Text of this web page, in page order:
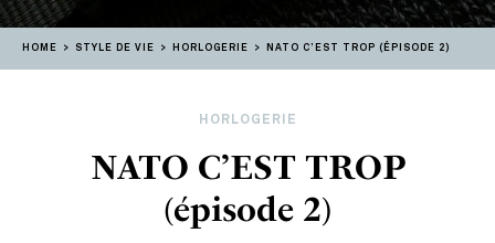
HOME STYLE DE VIE HORLOGERIE NATO C’EST TROP (ÉPISODE 2)
HORLOGERIE
NATO C’EST TROP
(épisode 2)